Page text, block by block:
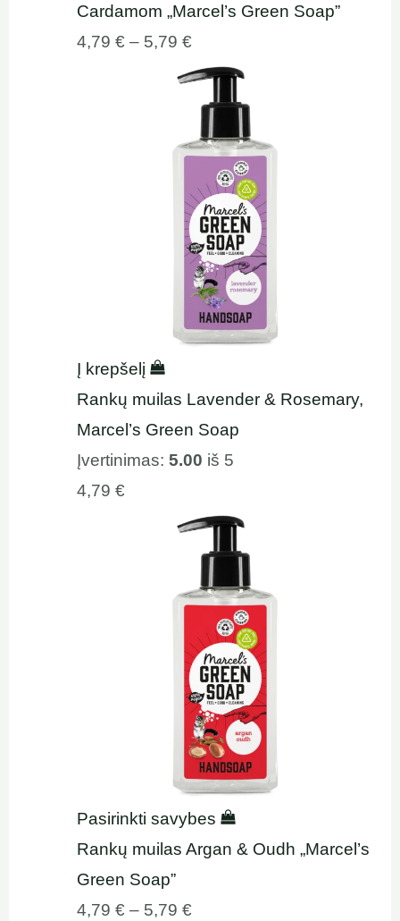
Cardamom „Marcel’s Green Soap”
4,79€ – 5,79€
Į krepšelį
Rankų muilas Lavender & Rosemary,
Marcel’s Green Soap
Įvertinimas:5.00 iš 5
4,79€
Pasirinkti savybes
Rankų muilas Argan & Oudh „Marcel’s
Green Soap”
4,79€ – 5,79€